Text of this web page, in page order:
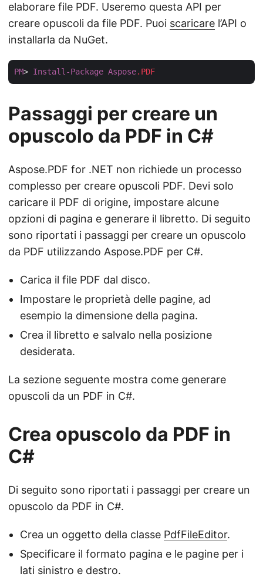
elaborare file PDF. Useremo questa API per
creare opuscoli da file PDF. Puoi scaricare l’API o
installarla da NuGet.
PM> Install-Package Aspose.PDF
Passaggi per creare un
opuscolo da PDF in C#
Aspose.PDF for .NET non richiede un processo
complesso per creare opuscoli PDF. Devi solo
caricare il PDF di origine, impostare alcune
opzioni di pagina e generare il libretto. Di seguito
sono riportati i passaggi per creare un opuscolo
da PDF utilizzando Aspose.PDF per C#.
Carica il file PDF dal disco.
Impostare le proprietà delle pagine, ad
esempio la dimensione della pagina.
Crea il libretto e salvalo nella posizione
desiderata.
La sezione seguente mostra come generare
opuscoli da un PDF in C#.
Crea opuscolo da PDF in
C#
Di seguito sono riportati i passaggi per creare un
opuscolo da PDF in C#.
Crea un oggetto della classe PdfFileEditor.
Specificare il formato pagina e le pagine per i
lati sinistro e destro.